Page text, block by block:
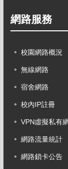
網路服務
校園網路概況
無線網路
宿舍網路
校內IP註冊
VPN虛擬私有
網路流量統計
網路鎖卡公告